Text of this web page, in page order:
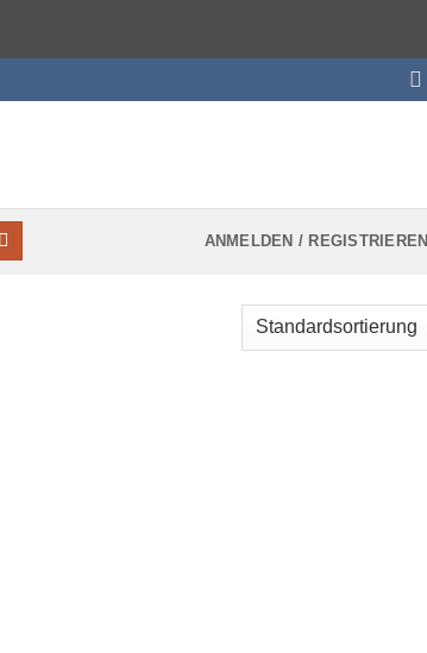
ANMELDEN / REGISTRIEREN